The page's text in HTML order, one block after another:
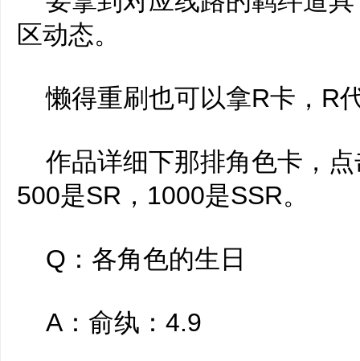
区动态。
懒得重刷也可以拿R卡，R
作品详细下那排角色卡，
500是SR，1000是SSR。
Q：各角色的生日
A：俞纨：4.9